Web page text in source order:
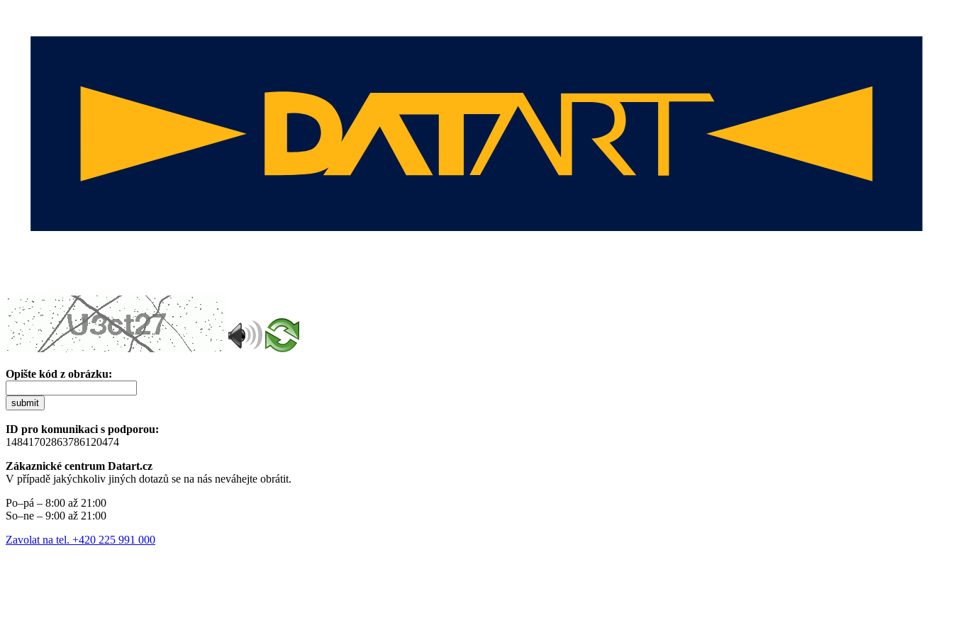
Opište kód z obrázku:
submit
ID pro komunikaci s podporou:
14841702863786120474
Zákaznické centrum Datart.cz
V případě jakýchkoliv jiných dotazů se na nás neváhejte obrátit.
Po–pá – 8:00 až 21:00
So–ne – 9:00 až 21:00
Zavolat na tel. +420 225 991 000